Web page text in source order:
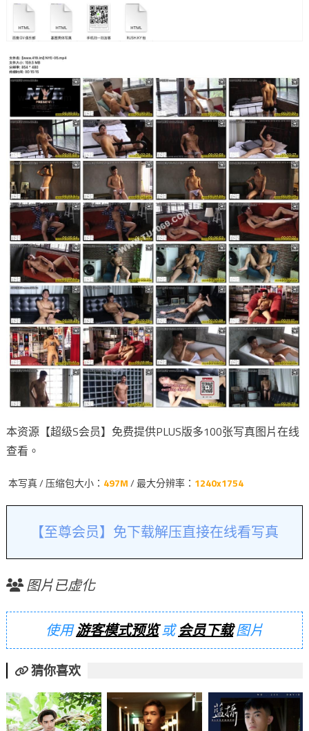
本资源【超级S会员】免费提供PLUS版多100张写真图片在线
查看。
本写真 / 压缩包大小： 497M/ 最大分辨率： 1240x1754
【至尊会员】免下载解压直接在线看写真
图片已虚化
使用游客模式预览或会员下载图片
猜你喜欢